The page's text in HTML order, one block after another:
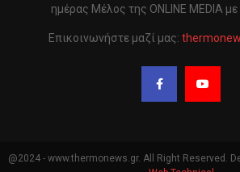
ημέρας Μέλος της ONLINE MEDIA
Επικοινωνήστε μαζί μας:
@2024 - www.thermonews.gr. All Right Reserved.